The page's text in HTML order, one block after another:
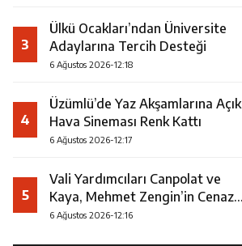
3
Ülkü Ocakları’ndan Üniversite
Adaylarına Tercih Desteği
6 Ağustos 2026-12:18
4
Üzümlü’de Yaz Akşamlarına Açık
Hava Sineması Renk Kattı
6 Ağustos 2026-12:17
5
Vali Yardımcıları Canpolat ve
Kaya, Mehmet Zengin’in Cenaze
Törenine Katıldı
6 Ağustos 2026-12:16